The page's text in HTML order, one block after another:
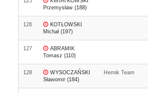
Przemysław (188)
126
KOTŁOWSKI
Michał (197)
127
ABRAMIK
Tomasz (110)
128
WYSOCZAŃSKI
Sławomir (184)
Hernik Team